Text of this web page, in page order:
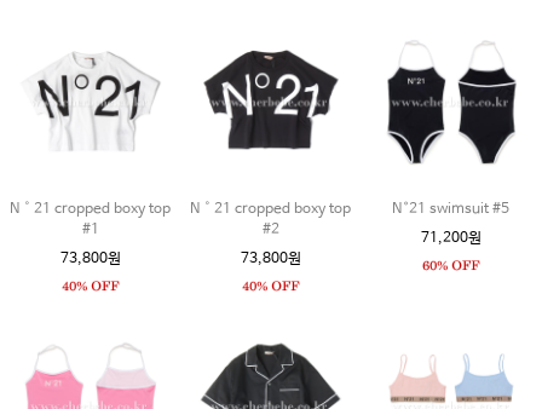
N˚21 cropped boxy top
#1
73,800원
N˚21 cropped boxy top
#2
73,800원
N°21 swimsuit #5
71,200원